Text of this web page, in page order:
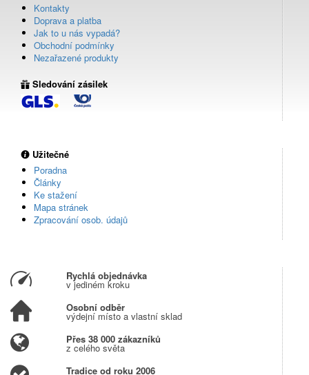
Kontakty
Doprava a platba
Jak to u nás vypadá?
Obchodní podmínky
Nezařazené produkty
Sledování zásilek
Užitečné
Poradna
Články
Ke stažení
Mapa stránek
Zpracování osob. údajů
Rychlá objednávka
v jediném kroku
Osobní odběr
výdejní místo a vlastní sklad
Přes 38 000 zákazníků
z celého světa
Tradice od roku 2006